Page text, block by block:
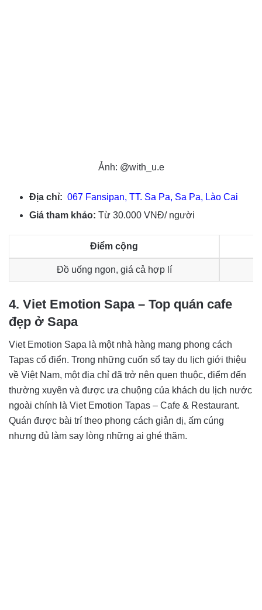
Ảnh: @with_u.e
Địa chỉ: 067 Fansipan, TT. Sa Pa, Sa Pa, Lào Cai
Giá tham khảo: Từ 30.000 VNĐ/ người
Điểm cộng
Đồ uống ngon, giá cả hợp lí
4. Viet Emotion Sapa – Top quán cafe
đẹp ở Sapa
Viet Emotion Sapa là một nhà hàng mang phong cách
Tapas cổ điển. Trong những cuốn sổ tay du lịch giới thiệu
về Việt Nam, một địa chỉ đã trở nên quen thuộc, điểm đến
thường xuyên và được ưa chuộng của khách du lịch nước
ngoài chính là Viet Emotion Tapas – Cafe & Restaurant.
Quán được bài trí theo phong cách giản dị, ấm cúng
nhưng đủ làm say lòng những ai ghé thăm.